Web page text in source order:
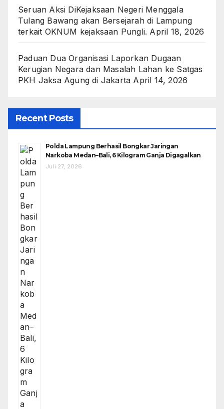
Seruan Aksi DiKejaksaan Negeri Menggala
Tulang Bawang akan Bersejarah di Lampung
terkait OKNUM kejaksaan Pungli. April 18, 2026
Paduan Dua Organisasi Laporkan Dugaan
Kerugian Negara dan Masalah Lahan ke Satgas
PKH Jaksa Agung di Jakarta April 14, 2026
Recent Posts
Polda Lampung Berhasil Bongkar Jaringan
Narkoba Medan–Bali, 6 Kilogram Ganja Digagalkan
Juli 27, 2026